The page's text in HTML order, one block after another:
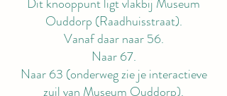
Ouddorp (Raadhuisstraat).
Vanaf daar naar 56.
Naar 67.
Naar 63 (onderweg zie je interactieve
zuil van Museum Ouddorp).